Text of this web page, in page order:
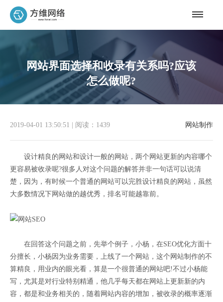
网站界面选择和收录有关系吗?应该
怎么做呢?
网站制作
2019-04-01 13:50:51 阅读：1439
设计精良的网站和设计一般的网站，两个网站更新的内容哪个
更容易被收录呢?很多人对这个问题的解答并非一句话可以说清
楚，因为，有时候一个普通的网站可以完胜设计精良的网站，虽然
大多数情况下网站做的越优秀，排名可能越靠前。
在回答这个问题之前，先举个例子，小杨，在SEO优化方面十
分擅长，小杨因为业务需要，上线了一个网站，这个网站制作的不
算精良，用业内的眼光看，算是一个很普通的网站吧!不过小杨能
写，尤其是对行业特别精通，他几乎每天都在网站上更新新的内
容，都是和业务相关的，随着网站内容的增加，被收录的概率逐渐